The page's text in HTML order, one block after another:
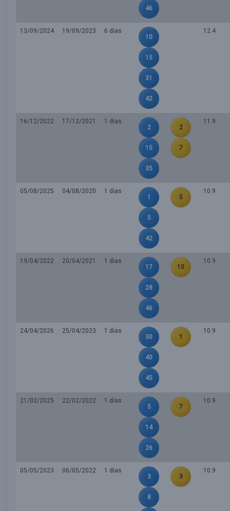
46
13/09/2024 19/09/2023
6 dias
10
15
31
42
12.4
16/12/2022 17/12/2021
1 dias
2
15
35
2
7
11.9
05/08/2025 04/08/2020
1 dias
1
5
42
5
10.9
19/04/2022 20/04/2021
1 dias
17
28
46
10
10.9
24/04/2026 25/04/2023
1 dias
30
40
45
1
10.9
21/02/2025 22/02/2022
1 dias
5
14
26
7
10.9
05/05/2023 06/05/2022
1 dias
3
8
3
10.9